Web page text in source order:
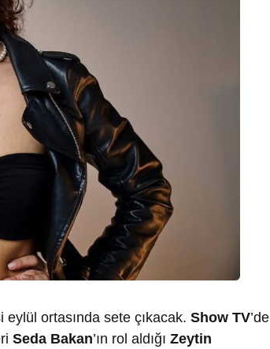
eylül ortasında sete çıkacak. Show TV’de
Seda Bakan’ın rol aldığı Zeytin